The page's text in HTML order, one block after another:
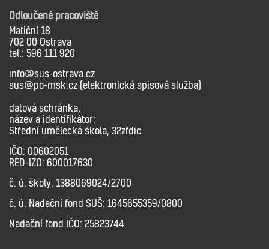
Odloučené pracoviště
Matiční 18
702 00 Ostrava
tel.: 596 111 920
info@sus-ostrava.cz
sus@po-msk.cz (elektronická spisová služba)
datová schránka,
název a identifikátor:
Střední umělecká škola, 32zfdic
IČO: 00602051
RED-IZO: 600017630
č. ú. školy: 1388069024/2700
č. ú. Nadační fond SUŠ: 1645655359/0800
Nadační fond IČO: 25823744